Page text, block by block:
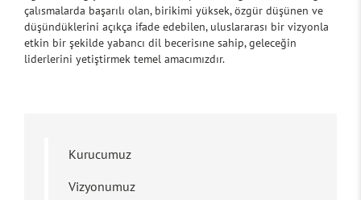
çalısmalarda başarılı olan, birikimi yüksek, özgür düşünen ve
düşündüklerini açıkça ifade edebilen, uluslararası bir vizyonla
etkin bir şekilde yabancı dil becerisıne sahip, geleceğin
liderlerini yetiştirmek temel amacımızdır.
Kurucumuz
Vizyonumuz